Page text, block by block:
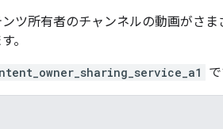
ンツ所有者のチャンネルの動画がさ
。
で